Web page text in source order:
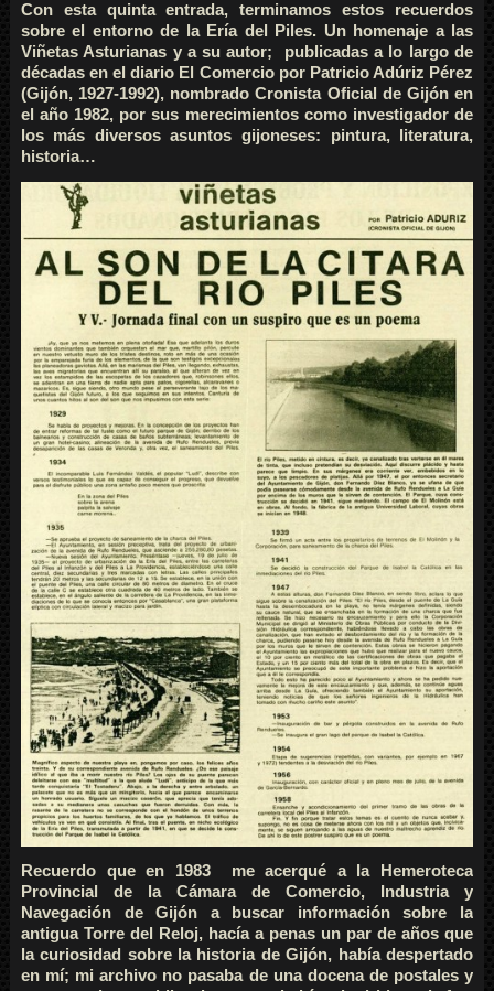
Con esta quinta entrada, terminamos estos recuerdos
sobre el entorno de la Ería del Piles. Un homenaje a las
Viñetas Asturianas y a su autor; publicadas a lo largo de
décadas en el diario El Comercio por Patricio Adúriz Pérez
(Gijón, 1927-1992), nombrado Cronista Oficial de Gijón en
el año 1982, por sus merecimientos como investigador de
los más diversos asuntos gijoneses: pintura, literatura,
historia…
Recuerdo que en 1983 me acerqué a la Hemeroteca
Provincial de la Cámara de Comercio, Industria y
Navegación de Gijón a buscar información sobre la
antigua Torre del Reloj, hacía a penas un par de años que
la curiosidad sobre la historia de Gijón, había despertado
en mí; mi archivo no pasaba de una docena de postales y